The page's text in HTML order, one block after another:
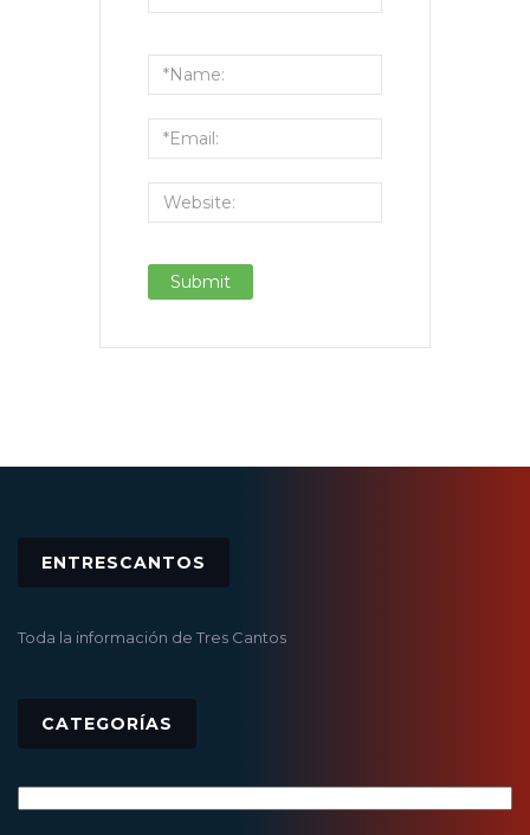
ENTRESCANTOS
Toda la información de Tres Cantos
CATEGORÍAS